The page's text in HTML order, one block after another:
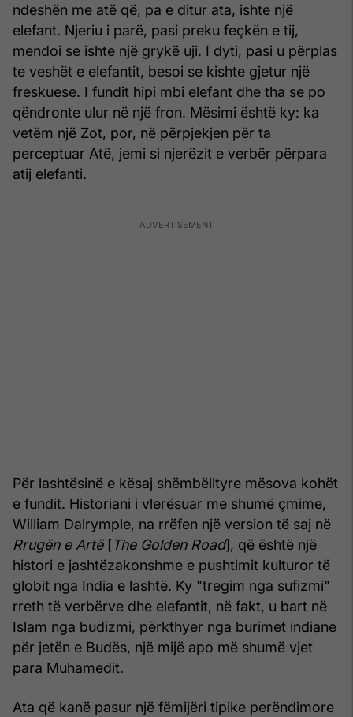
ndeshën me atë që, pa e ditur ata, ishte një
elefant. Njeriu i parë, pasi preku feçkën e tij,
mendoi se ishte një grykë uji. I dyti, pasi u përplas
te veshët e elefantit, besoi se kishte gjetur një
freskuese. I fundit hipi mbi elefant dhe tha se po
qëndronte ulur në një fron. Mësimi është ky: ka
vetëm një Zot, por, në përpjekjen për ta
perceptuar Atë, jemi si njerëzit e verbër përpara
atij elefanti.
Për lashtësinë e kësaj shëmbëlltyre mësova kohët
e fundit. Historiani i vlerësuar me shumë çmime,
William Dalrymple, na rrëfen një version të saj në
Rrugën e Artë[The Golden Road], që është një
histori e jashtëzakonshme e pushtimit kulturor të
globit nga India e lashtë. Ky "tregim nga sufizmi"
rreth të verbërve dhe elefantit, në fakt, u bart në
Islam nga budizmi, përkthyer nga burimet indiane
për jetën e Budës, një mijë apo më shumë vjet
para Muhamedit.
Ata që kanë pasur një fëmijëri tipike perëndimore